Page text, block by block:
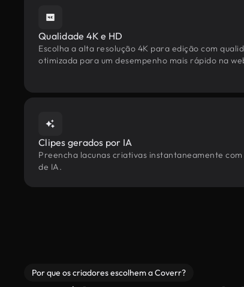
Qualidade 4K e HD
Escolha a alta resolução 4K para edição com
otimizada para um desempenho mais rápido na
Clipes gerados por IA
Preencha lacunas criativas instantaneamente
de IA.
Por que os criadores escolhem a Coverr?